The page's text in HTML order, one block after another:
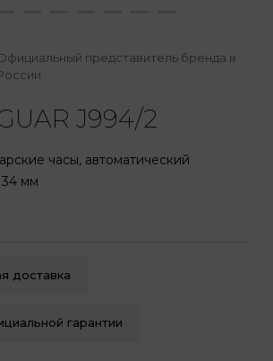
представитель бренда в
J994/2
часы, автоматический
34 мм
доставка
гарантии